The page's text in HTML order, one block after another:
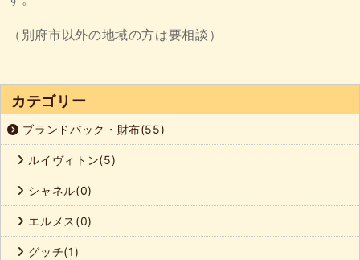
（別府市以外の地域の方は要相談）
カテゴリー
ブランドバック・財布(55)
ルイヴィトン(5)
シャネル(0)
エルメス(0)
グッチ(1)